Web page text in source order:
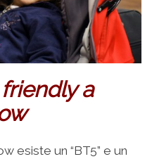
a
esiste un “BT5” e un